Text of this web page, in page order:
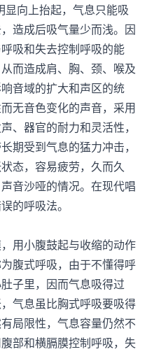
显向上抬起，气息只能吸
造成后吸气量少而浅。因
吸和失去控制呼吸的能
而造成肩、胸、颈、喉及
音域的扩大和声区的统
无音色变化的声音，采用
、器官的耐力和灵活性，
期受到气息的猛力冲击，
态，容易疲劳，久而久
音沙哑的情况。在现代唱
的呼吸法。
用小腹鼓起与收缩的动作
腹式呼吸，由于不懂得呼
子里，因而气息吸得过
气息虽比胸式呼吸要吸得
局限性，气息容量仍然不
部和横膈膜控制呼吸，失